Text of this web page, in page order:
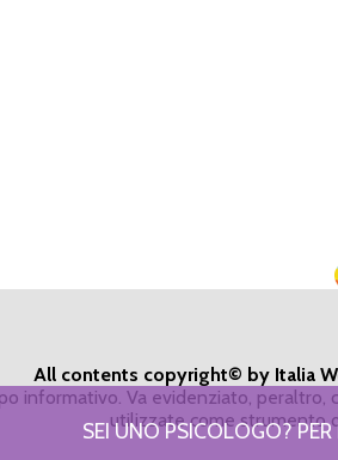
All contents copyright© by Italia
informativo. Va evidenziato,
utilizzate come strumento
SEI UNO PSICOLOGO?